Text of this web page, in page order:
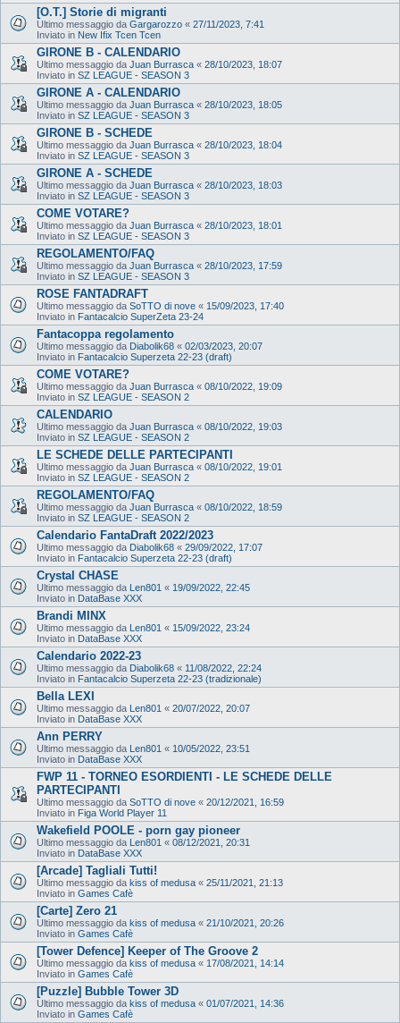
[O.T.] Storie di migranti
Ultimo messaggio da Gargarozzo « 27/11/2023, 7:41
Inviato in New Ifix Tcen Tcen
GIRONE B - CALENDARIO
Ultimo messaggio da Juan Burrasca « 28/10/2023, 18:07
Inviato in SZ LEAGUE - SEASON 3
GIRONE A - CALENDARIO
Ultimo messaggio da Juan Burrasca « 28/10/2023, 18:05
Inviato in SZ LEAGUE - SEASON 3
GIRONE B - SCHEDE
Ultimo messaggio da Juan Burrasca « 28/10/2023, 18:04
Inviato in SZ LEAGUE - SEASON 3
GIRONE A - SCHEDE
Ultimo messaggio da Juan Burrasca « 28/10/2023, 18:03
Inviato in SZ LEAGUE - SEASON 3
COME VOTARE?
Ultimo messaggio da Juan Burrasca « 28/10/2023, 18:01
Inviato in SZ LEAGUE - SEASON 3
REGOLAMENTO/FAQ
Ultimo messaggio da Juan Burrasca « 28/10/2023, 17:59
Inviato in SZ LEAGUE - SEASON 3
ROSE FANTADRAFT
Ultimo messaggio da SoTTO di nove « 15/09/2023, 17:40
Inviato in Fantacalcio SuperZeta 23-24
Fantacoppa regolamento
Ultimo messaggio da Diabolik68 « 02/03/2023, 20:07
Inviato in Fantacalcio Superzeta 22-23 (draft)
COME VOTARE?
Ultimo messaggio da Juan Burrasca « 08/10/2022, 19:09
Inviato in SZ LEAGUE - SEASON 2
CALENDARIO
Ultimo messaggio da Juan Burrasca « 08/10/2022, 19:03
Inviato in SZ LEAGUE - SEASON 2
LE SCHEDE DELLE PARTECIPANTI
Ultimo messaggio da Juan Burrasca « 08/10/2022, 19:01
Inviato in SZ LEAGUE - SEASON 2
REGOLAMENTO/FAQ
Ultimo messaggio da Juan Burrasca « 08/10/2022, 18:59
Inviato in SZ LEAGUE - SEASON 2
Calendario FantaDraft 2022/2023
Ultimo messaggio da Diabolik68 « 29/09/2022, 17:07
Inviato in Fantacalcio Superzeta 22-23 (draft)
Crystal CHASE
Ultimo messaggio da Len801 « 19/09/2022, 22:45
Inviato in DataBase XXX
Brandi MINX
Ultimo messaggio da Len801 « 15/09/2022, 23:24
Inviato in DataBase XXX
Calendario 2022-23
Ultimo messaggio da Diabolik68 « 11/08/2022, 22:24
Inviato in Fantacalcio Superzeta 22-23 (tradizionale)
Bella LEXI
Ultimo messaggio da Len801 « 20/07/2022, 20:07
Inviato in DataBase XXX
Ann PERRY
Ultimo messaggio da Len801 « 10/05/2022, 23:51
Inviato in DataBase XXX
FWP 11 - TORNEO ESORDIENTI - LE SCHEDE DELLE
PARTECIPANTI
Ultimo messaggio da SoTTO di nove « 20/12/2021, 16:59
Inviato in Figa World Player 11
Wakefield POOLE - porn gay pioneer
Ultimo messaggio da Len801 « 08/12/2021, 20:31
Inviato in DataBase XXX
[Arcade] Tagliali Tutti!
Ultimo messaggio da kiss of medusa « 25/11/2021, 21:13
Inviato in Games Cafè
[Carte] Zero 21
Ultimo messaggio da kiss of medusa « 21/10/2021, 20:26
Inviato in Games Cafè
[Tower Defence] Keeper of The Groove 2
Ultimo messaggio da kiss of medusa « 17/08/2021, 14:14
Inviato in Games Cafè
[Puzzle] Bubble Tower 3D
Ultimo messaggio da kiss of medusa « 01/07/2021, 14:36
Inviato in Games Cafè